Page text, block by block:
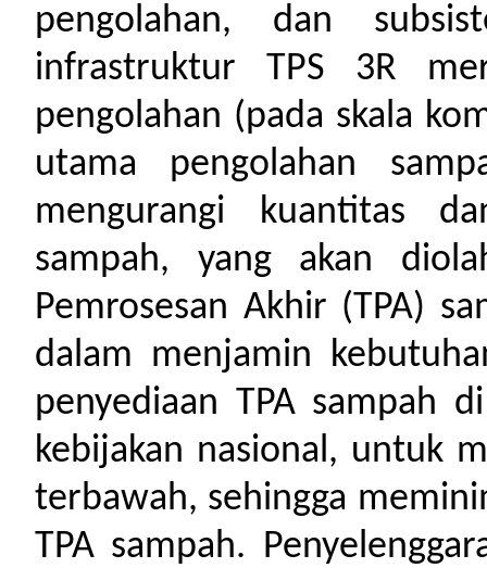
pengolahan, dan
infrastruktur TPS 3R
pengolahan (pada skala
utama pengolahan
mengurangi kuantitas
sampah, yang akan
Pemrosesan Akhir (TPA)
dalam menjamin
penyediaan TPA sampah
kebijakan nasional, untuk
terbawah, sehingga
TPA sampah.